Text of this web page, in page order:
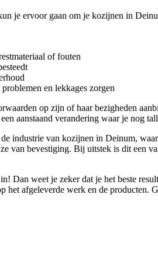
je ervoor gaan om je kozijnen in
of fouten
en lekkages zorgen
op zijn of haar bezigheden
aanstaand verandering waar je nog
industrie van kozijnen in Deinum,
van bevestiging. Bij uitstek is dit een
Dan weet je zeker dat je het beste
afgeleverde werk en de producten.